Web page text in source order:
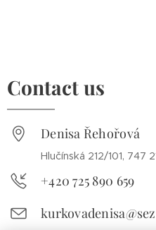
Contact us
Denisa Řehořová
Hlučínská 212/101, 747
+420 725 890 659